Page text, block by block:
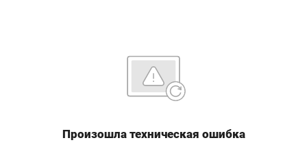
Произошла техническая ошибка